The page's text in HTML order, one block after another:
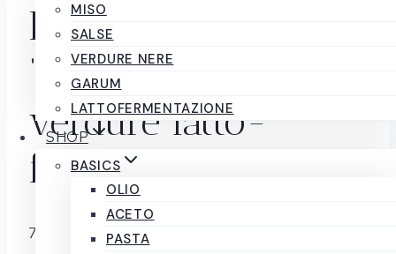
MISO
SALSE
VERDURE NERE
GARUM
LATTOFERMENTAZIONE
SHOP
BASICS
OLIO
ACETO
PASTA
Kimchi rosso
“invecchiato” di
verdure latto-
fermentate 350g
7,00 IVA inclusa